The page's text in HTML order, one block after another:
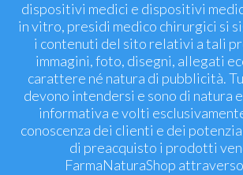
dispositivi medici e dispositivi
in vitro, presidi medico chirurgici si
i contenuti del sito relativi a tali
immagini, foto, disegni, allegati
carattere né natura di pubblicità.
devono intendersi e sono di natura
informativa e volti
conoscenza dei clienti e dei
di preacquisto i prodotti
FarmaNaturaShop